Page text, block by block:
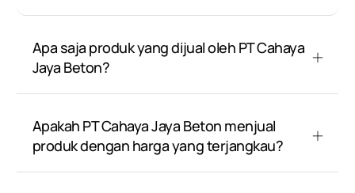
Apa saja produk yang dijual oleh PT Cahaya
Jaya Beton?
Apakah PT Cahaya Jaya Beton menjual
produk dengan harga yang terjangkau?